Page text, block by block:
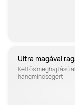
Ultra magával
Kettős meghajtású
hangminőségért